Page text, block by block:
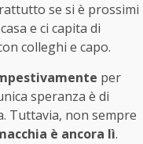
se si è prossimi
e ci capita di
colleghi e capo.
per
speranza è di
Tuttavia, non sempre
è ancora lì.